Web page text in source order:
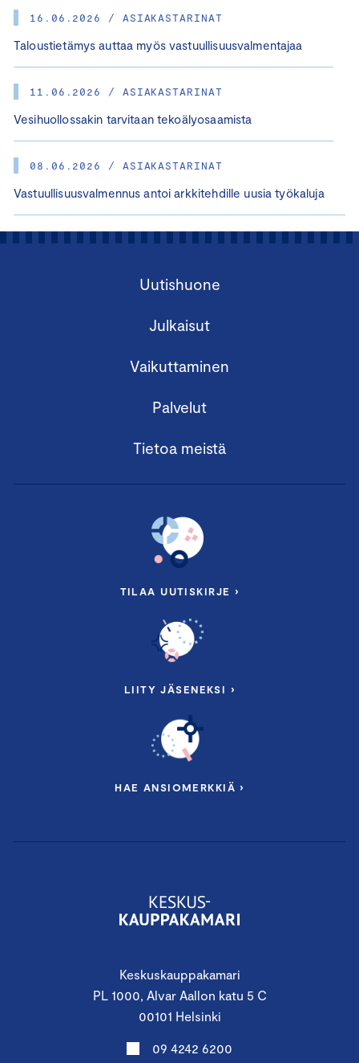
16.06.2026 / ASIAKASTARINAT
Taloustietämys auttaa myös vastuullisuusvalmentajaa
11.06.2026 / ASIAKASTARINAT
Vesihuollossakin tarvitaan tekoälyosaamista
08.06.2026 / ASIAKASTARINAT
Vastuullisuusvalmennus antoi arkkitehdille uusia työkaluja
Keskuskauppakamari
PL 1000, Alvar Aallon katu 5 C
00101 Helsinki
09 4242 6200
Uutishuone
Julkaisut
Vaikuttaminen
Palvelut
Tietoa meistä
TILAA UUTISKIRJE ›
LIITY JÄSENEKSI ›
HAE ANSIOMERKKIÄ ›